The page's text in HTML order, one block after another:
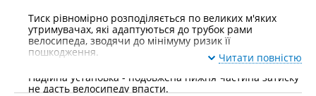
Тиск рівномірно розподіляється по великих м'яких
утримувачах, які адаптуються до трубок рами
велосипеда, зводячи до мінімуму ризик її
пошкодження.
Надійна установка - подовжена нижня частина затиску
не дасть велосипеду впасти.
Читати повністю